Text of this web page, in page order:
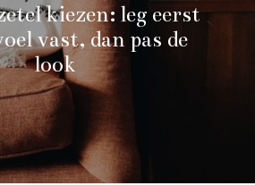
kiezen: leg eerst
vast, dan pas de
look